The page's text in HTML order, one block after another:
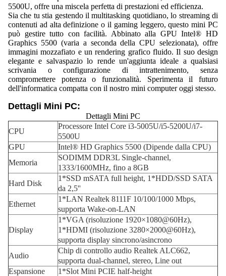
5500U, offre una miscela perfetta di prestazioni ed efficienza.
Sia che tu stia gestendo il multitasking quotidiano, lo streaming di
contenuti ad alta definizione o il gaming leggero, questo mini PC
può gestire tutto con facilità. Abbinato alla GPU Intel® HD
Graphics 5500 (varia a seconda della CPU selezionata), offre
immagini mozzafiato e un rendering grafico fluido. Il suo design
elegante e salvaspazio lo rende un'aggiunta ideale a qualsiasi
scrivania o configurazione di intrattenimento, senza
compromettere potenza o funzionalità. Sperimenta il futuro
dell'informatica compatta con il nostro mini computer oggi stesso.
Dettagli Mini PC:
Dettagli Mini PC
CPU
Processore Intel Core i3-5005U/i5-5200U/i7-
5500U
GPU
Intel® HD Graphics 5500 (Dipende dalla CPU)
Memoria
SODIMM DDR3L Single-channel,
1333/1600MHz, fino a 8GB
Hard Disk
1*SSD mSATA full height, 1*HDD/SSD SATA
da 2,5''
Ethernet
1*LAN Realtek 8111F 10/100/1000 Mbps,
supporta Wake-on-LAN
Display
1*VGA (risoluzione 1920×1080@60Hz),
1*HDMI (risoluzione 3280×2000@60Hz),
supporta display sincrono/asincrono
Audio
Chip di controllo audio Realtek ALC662,
supporta dual-channel, stereo, Line out
Espansione
1*Slot Mini PCIE half-height